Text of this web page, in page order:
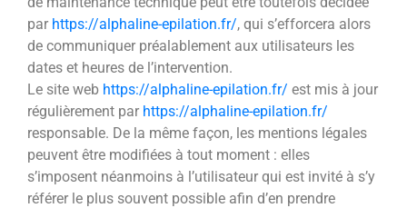
par https://alphaline-epilation.fr/, qui s’efforcera alors
de communiquer préalablement aux utilisateurs les
dates et heures de l’intervention.
Le site web https://alphaline-epilation.fr/ est mis à jour
régulièrement par https://alphaline-epilation.fr/
responsable. De la même façon, les mentions légales
peuvent être modifiées à tout moment : elles
s’imposent néanmoins à l’utilisateur qui est invité à s’y
référer le plus souvent possible afin d’en prendre